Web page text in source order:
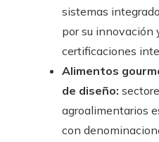
sistemas
por su innovación
certificaciones
Alimentos
de diseño:
agroalimentarios
con